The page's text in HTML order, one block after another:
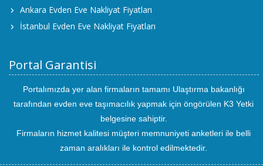
Ankara Evden Eve Nakliyat Fiyatları
İstanbul Evden Eve Nakliyat Fiyatları
Portal Garantisi
Portalımızda yer alan firmaların tamamı Ulaştırma bakanlığı
tarafından evden eve taşımacılık yapmak için öngörülen K3 Yetki
belgesine sahiptir.
Firmaların hizmet kalitesi müşteri memnuniyeti anketleri ile belli
zaman aralıkları ile kontrol edilmektedir.